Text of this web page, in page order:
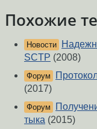
Похожие
Новости
SCTP (2008)
Форум
(2017)
Форум
тыка (2015)